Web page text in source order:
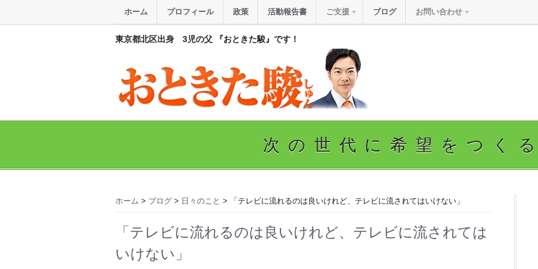
東京都北区出身 3児の父 『おときた駿』です！
ホーム プロフィール 政策 活動報告書 ご支援 ブログ お問い合わせ
次の世代に希望をつく
ホーム > ブログ > 日々のこと > 「テレビに流れるのは良いけれど、テレビに流されてはいけない」
「テレビに流れるのは良いけれど、テレビに流されては
いけない」